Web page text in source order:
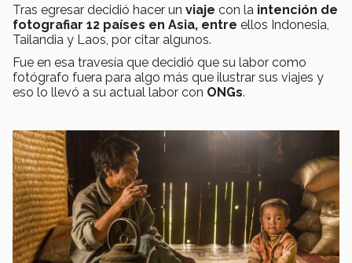
Tras egresar decidió hacer un viaje con la intención de
fotografiar 12 países en Asia, entre ellos Indonesia,
Tailandia y Laos, por citar algunos.
Fue en esa travesía que decidió que su labor como
fotógrafo fuera para algo más que ilustrar sus viajes y
eso lo llevó a su actual labor con ONGs.